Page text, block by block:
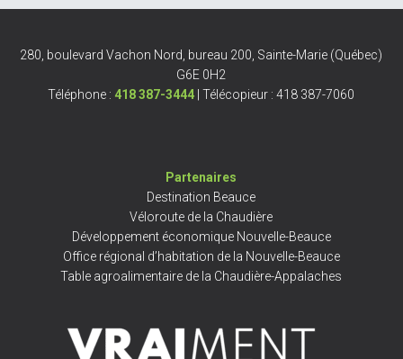
280, boulevard Vachon Nord, bureau 200, Sainte-Marie (Québec)
G6E 0H2
Téléphone : 418 387-3444 | Télécopieur : 418 387-7060
Partenaires
Destination Beauce
Véloroute de la Chaudière
Développement économique Nouvelle-Beauce
Office régional d’habitation de la Nouvelle-Beauce
Table agroalimentaire de la Chaudière-Appalaches